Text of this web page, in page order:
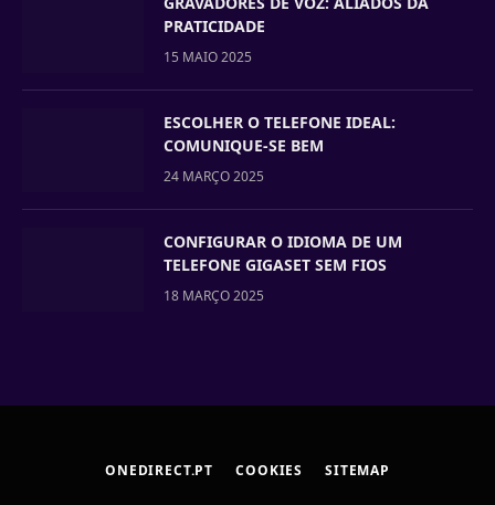
PRATICIDADE
15 MAIO 2025
ESCOLHER O TELEFONE IDEAL:
COMUNIQUE-SE BEM
24 MARÇO 2025
CONFIGURAR O IDIOMA DE UM
TELEFONE GIGASET SEM FIOS
18 MARÇO 2025
ONEDIRECT.PT COOKIES SITEMAP